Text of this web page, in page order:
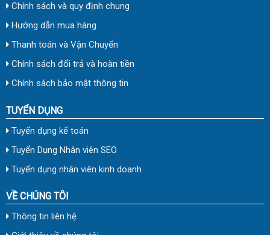
Chính sách và quy định chung
Hướng dẫn mua hàng
Thanh toán và Vận Chuyển
Chính sách đổi trả và hoàn tiền
Chính sách bảo mật thông tin
TUYỂN DỤNG
Tuyển dụng kế toán
Tuyển Dụng Nhân viên SEO
Tuyển dụng nhân viên kinh doanh
VỀ CHÚNG TÔI
Thông tin liên hệ